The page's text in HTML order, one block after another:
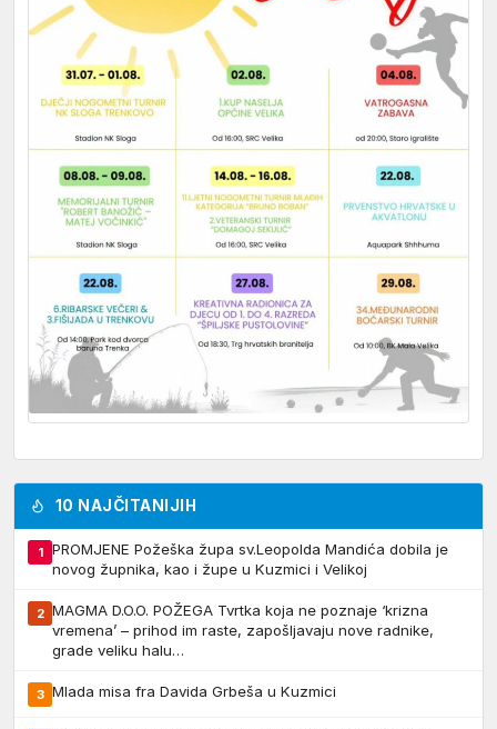
10 NAJČITANIJIH
1
PROMJENE Požeška župa sv.Leopolda Mandića dobila je
novog župnika, kao i župe u Kuzmici i Velikoj
2 MAGMA D.O.O. POŽEGA Tvrtka koja ne poznaje ‘krizna
vremena’ – prihod im raste, zapošljavaju nove radnike,
grade veliku halu…
3 Mlada misa fra Davida Grbeša u Kuzmici